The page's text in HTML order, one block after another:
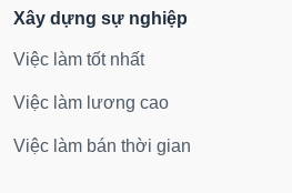
Xây dựng sự nghiệp
Việc làm tốt nhất
Việc làm lương cao
Việc làm bán thời gian